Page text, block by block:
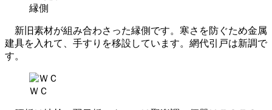
縁側
新旧素材が組み合わさった縁側です。寒さを防ぐため金属
建具を入れて、手すりを移設しています。網代引戸は新調で
す。
ＷＣ